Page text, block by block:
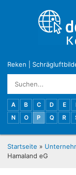
Reken
A B C D E
N
O P Q R
Startseite »
Hamaland eG